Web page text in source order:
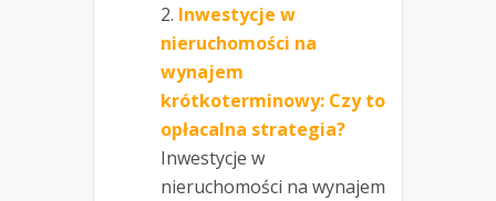
Inwestycje w
nieruchomości na
wynajem
krótkoterminowy: Czy to
opłacalna strategia?
Inwestycje w
nieruchomości na wynajem